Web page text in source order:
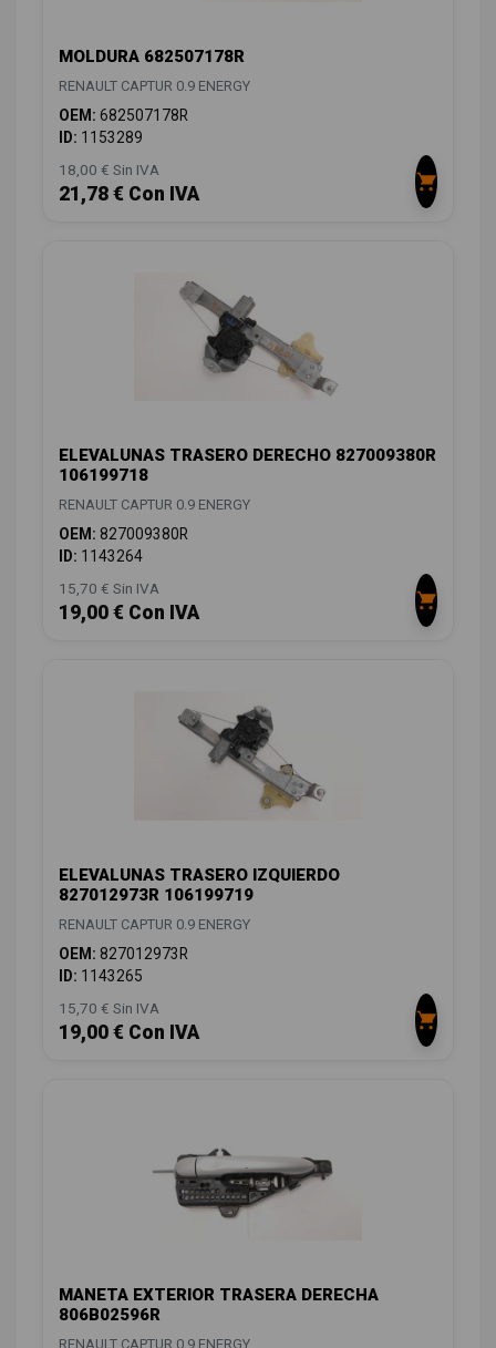
MOLDURA 682507178R
RENAULT CAPTUR 0.9 ENERGY
OEM: 682507178R
ID: 1153289
18,00 € Sin IVA
21,78 € Con IVA
ELEVALUNAS TRASERO DERECHO 827009380R
106199718
RENAULT CAPTUR 0.9 ENERGY
OEM: 827009380R
ID: 1143264
15,70 € Sin IVA
19,00 € Con IVA
ELEVALUNAS TRASERO IZQUIERDO
827012973R 106199719
RENAULT CAPTUR 0.9 ENERGY
OEM: 827012973R
ID: 1143265
15,70 € Sin IVA
19,00 € Con IVA
MANETA EXTERIOR TRASERA DERECHA
806B02596R
RENAULT CAPTUR 0.9 ENERGY